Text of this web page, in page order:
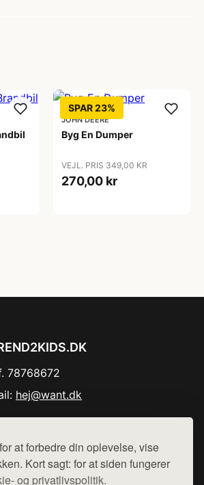
at forbedre din oplevelse, vise
Kort sagt: for at siden fungerer
og privatlivspolitik.
SPAR 23%
JOHN DEERE
Byg En Dumper
VEJL. PRIS 349,00 KR
270,00 kr
78768672
hej@want.dk